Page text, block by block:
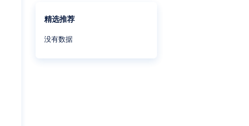
精选推荐
没有数据